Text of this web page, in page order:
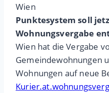
Wien
Punktesystem soll
Wohnungsvergabe
Wien hat die Vergabe
Gemeindewohnungen
Wohnungen auf neue